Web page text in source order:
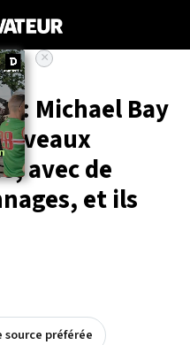
: Michael Bay
avec de
et ils
préférée
×